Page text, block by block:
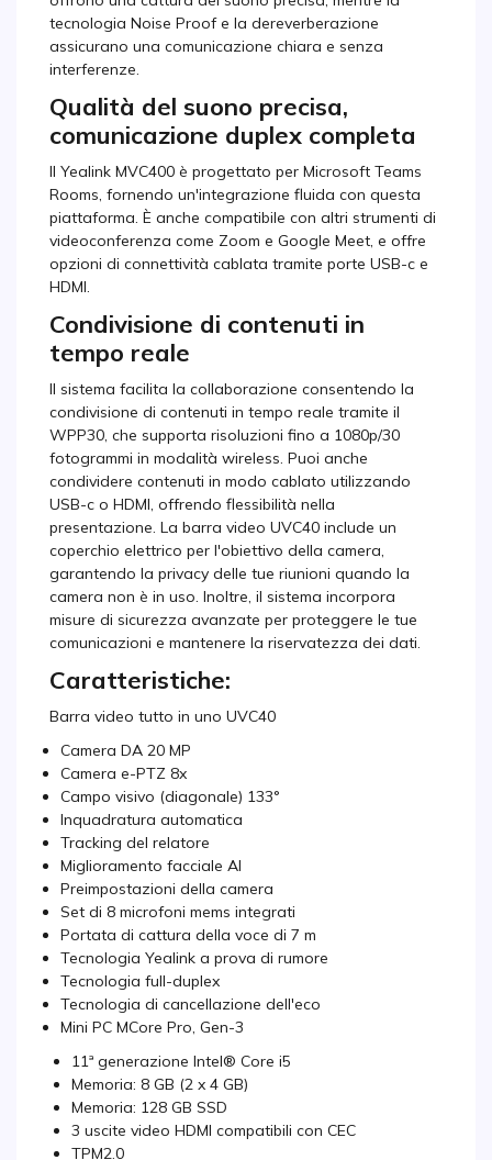
tecnologia Noise Proof e la dereverberazione
assicurano una comunicazione chiara e senza
interferenze.
Qualità del suono precisa,
comunicazione duplex completa
Il Yealink MVC400 è progettato per Microsoft Teams
Rooms, fornendo un'integrazione fluida con questa
piattaforma. È anche compatibile con altri strumenti di
videoconferenza come Zoom e Google Meet, e offre
opzioni di connettività cablata tramite porte USB-c e
HDMI.
Condivisione di contenuti in
tempo reale
Il sistema facilita la collaborazione consentendo la
condivisione di contenuti in tempo reale tramite il
WPP30, che supporta risoluzioni fino a 1080p/30
fotogrammi in modalità wireless. Puoi anche
condividere contenuti in modo cablato utilizzando
USB-c o HDMI, offrendo flessibilità nella
presentazione. La barra video UVC40 include un
coperchio elettrico per l'obiettivo della camera,
garantendo la privacy delle tue riunioni quando la
camera non è in uso. Inoltre, il sistema incorpora
misure di sicurezza avanzate per proteggere le tue
comunicazioni e mantenere la riservatezza dei dati.
Caratteristiche:
Barra video tutto in uno UVC40
Camera DA 20 MP
Camera e-PTZ 8x
Campo visivo (diagonale) 133°
Inquadratura automatica
Tracking del relatore
Miglioramento facciale AI
Preimpostazioni della camera
Set di 8 microfoni mems integrati
Portata di cattura della voce di 7 m
Tecnologia Yealink a prova di rumore
Tecnologia full-duplex
Tecnologia di cancellazione dell'eco
Mini PC MCore Pro, Gen-3
11ª generazione Intel® Core i5
Memoria: 8 GB (2 x 4 GB)
Memoria: 128 GB SSD
3 uscite video HDMI compatibili con CEC
TPM2.0